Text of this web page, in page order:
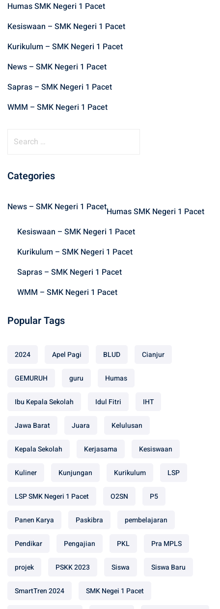
Humas SMK Negeri 1 Pacet
Kesiswaan – SMK Negeri 1 Pacet
Kurikulum – SMK Negeri 1 Pacet
News – SMK Negeri 1 Pacet
Sapras – SMK Negeri 1 Pacet
WMM – SMK Negeri 1 Pacet
r
f
Categories
News – SMK Negeri 1 PacetHumas SMK Negeri 1 Pacet
Kesiswaan – SMK Negeri 1 Pacet
Kurikulum – SMK Negeri 1 Pacet
Sapras – SMK Negeri 1 Pacet
WMM – SMK Negeri 1 Pacet
Popular Tags
2024 Apel Pagi BLUD Cianjur
GEMURUH guru Humas
Ibu Kepala Sekolah Idul Fitri IHT
Jawa Barat Juara Kelulusan
Kepala Sekolah Kerjasama Kesiswaan
Kuliner Kunjungan Kurikulum LSP
LSP SMK Negeri 1 Pacet O2SN P5
Panen Karya Paskibra pembelajaran
Pendikar Pengajian PKL Pra MPLS
projek PSKK 2023 Siswa Siswa Baru
SmartTren 2024 SMK Negei 1 Pacet